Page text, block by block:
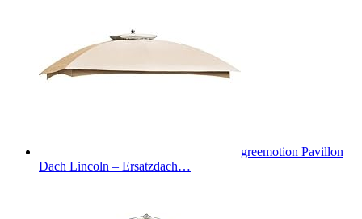
greemotion Pavillon
Dach Lincoln – Ersatzdach…